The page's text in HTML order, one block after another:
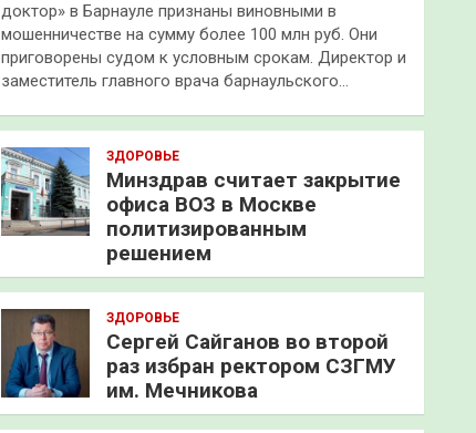
доктор» в Барнауле признаны виновными в
мошенничестве на сумму более 100 млн руб. Они
приговорены судом к условным срокам. Директор и
заместитель главного врача барнаульского…
ЗДОРОВЬЕ
Минздрав считает закрытие
офиса ВОЗ в Москве
политизированным
решением
ЗДОРОВЬЕ
Сергей Сайганов во второй
раз избран ректором СЗГМУ
им. Мечникова